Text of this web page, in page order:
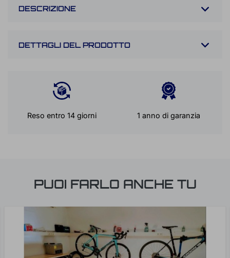
DESCRIZIONE
DETTAGLI DEL PRODOTTO
Reso entro 14 giorni 1 anno di garanzia
PUOI FARLO ANCHE TU